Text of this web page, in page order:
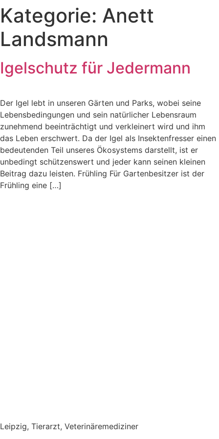
Zum
Inhalt
springen
Kategorie: Anett
Landsmann
Igelschutz für Jedermann
Der Igel lebt in unseren Gärten und Parks, wobei seine
Lebensbedingungen und sein natürlicher Lebensraum
zunehmend beeinträchtigt und verkleinert wird und ihm
das Leben erschwert. Da der Igel als Insektenfresser einen
bedeutenden Teil unseres Ökosystems darstellt, ist er
unbedingt schützenswert und jeder kann seinen kleinen
Beitrag dazu leisten. Frühling Für Gartenbesitzer ist der
Frühling eine […]
Leipzig, Tierarzt, Veterinäremediziner